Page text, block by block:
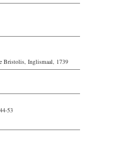
Bristolis, Inglismaal, 1739
53